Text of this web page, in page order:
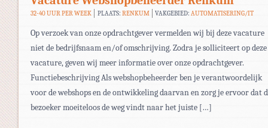
32-40 UUR PER WEEK PLAATS: RENKUM VAKGEBIED:AUTOMATISERING/IT
Op verzoek van onze opdrachtgever vermelden wij bij deze vacature
niet de bedrijfsnaam en/of omschrijving. Zodra je solliciteert op deze
vacature, geven wij meer informatie over onze opdrachtgever.
Functiebeschrijving Als webshopbeheerder ben je verantwoordelijk
voor de webshops en de ontwikkeling daarvan en zorg je ervoor dat
bezoeker moeiteloos de weg vindt naar het juiste […]